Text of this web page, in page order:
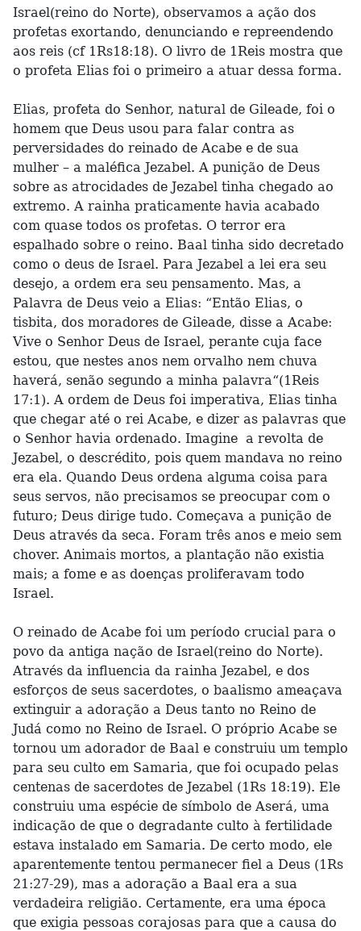
Israel(reino do Norte), observamos a ação dos
profetas exortando, denunciando e repreendendo
aos reis (cf 1Rs18:18). O livro de 1Reis mostra que
o profeta Elias foi o primeiro a atuar dessa forma.
Elias, profeta do Senhor, natural de Gileade, foi o
homem que Deus usou para falar contra as
perversidades do reinado de Acabe e de sua
mulher – a maléfica Jezabel. A punição de Deus
sobre as atrocidades de Jezabel tinha chegado ao
extremo. A rainha praticamente havia acabado
com quase todos os profetas. O terror era
espalhado sobre o reino. Baal tinha sido decretado
como o deus de Israel. Para Jezabel a lei era seu
desejo, a ordem era seu pensamento. Mas, a
Palavra de Deus veio a Elias: “Então Elias, o
tisbita, dos moradores de Gileade, disse a Acabe:
Vive o Senhor Deus de Israel, perante cuja face
estou, que nestes anos nem orvalho nem chuva
haverá, senão segundo a minha palavra“(1Reis
17:1). A ordem de Deus foi imperativa, Elias tinha
que chegar até o rei Acabe, e dizer as palavras que
o Senhor havia ordenado. Imagine a revolta de
Jezabel, o descrédito, pois quem mandava no reino
era ela. Quando Deus ordena alguma coisa para
seus servos, não precisamos se preocupar com o
futuro; Deus dirige tudo. Começava a punição de
Deus através da seca. Foram três anos e meio sem
chover. Animais mortos, a plantação não existia
mais; a fome e as doenças proliferavam todo
Israel.
O reinado de Acabe foi um período crucial para o
povo da antiga nação de Israel(reino do Norte).
Através da influencia da rainha Jezabel, e dos
esforços de seus sacerdotes, o baalismo ameaçava
extinguir a adoração a Deus tanto no Reino de
Judá como no Reino de Israel. O próprio Acabe se
tornou um adorador de Baal e construiu um templo
para seu culto em Samaria, que foi ocupado pelas
centenas de sacerdotes de Jezabel (1Rs 18:19). Ele
construiu uma espécie de símbolo de Aserá, uma
indicação de que o degradante culto à fertilidade
estava instalado em Samaria. De certo modo, ele
aparentemente tentou permanecer fiel a Deus (1Rs
21:27-29), mas a adoração a Baal era a sua
verdadeira religião. Certamente, era uma época
que exigia pessoas corajosas para que a causa do